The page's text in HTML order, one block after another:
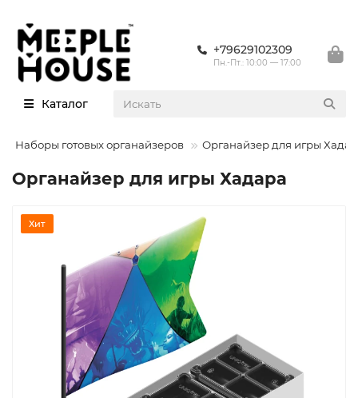
+79629102309
Пн.-Пт.: 10:00 — 17:00
Каталог
Наборы готовых органайзеров Органайзер для игры
Органайзер для игры Хадара
Хит